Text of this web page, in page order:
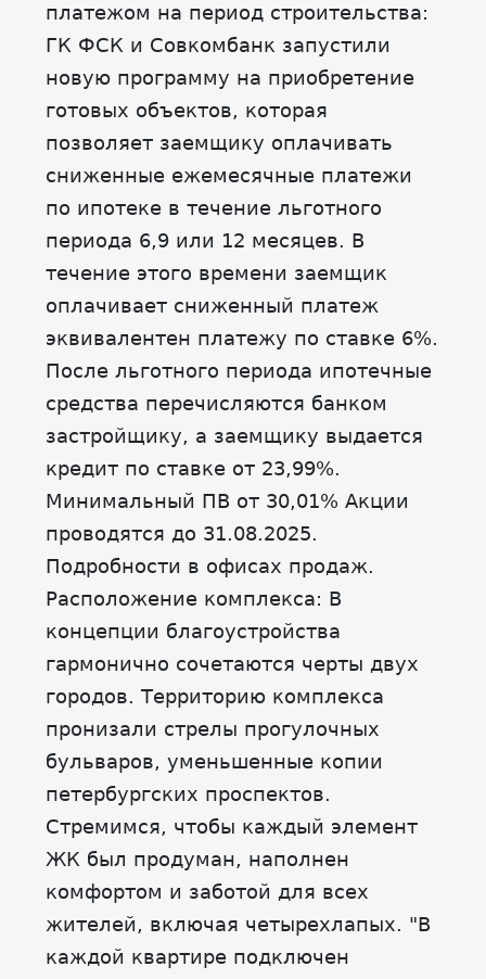
платежом на период строительства:
ГК ФСК и Совкомбанк запустили
новую программу на приобретение
готовых объектов, которая
позволяет заемщику оплачивать
сниженные ежемесячные платежи
по ипотеке в течение льготного
периода 6,9 или 12 месяцев. В
течение этого времени заемщик
оплачивает сниженный платеж
эквивалентен платежу по ставке 6%.
После льготного периода ипотечные
средства перечисляются банком
застройщику, а заемщику выдается
кредит по ставке от 23,99%.
Минимальный ПВ от 30,01% Акции
проводятся до 31.08.2025.
Подробности в офисах продаж.
Расположение комплекса: В
концепции благоустройства
гармонично сочетаются черты двух
городов. Территорию комплекса
пронизали стрелы прогулочных
бульваров, уменьшенные копии
петербургских проспектов.
Стремимся, чтобы каждый элемент
ЖК был продуман, наполнен
комфортом и заботой для всех
жителей, включая четырехлапых. "В
каждой квартире подключен